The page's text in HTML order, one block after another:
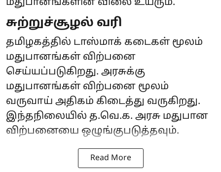
மதுபானங்களின் விலை உயரும்.
சுற்றுச்சூழல் வரி
தமிழகத்தில் டாஸ்மாக் கடைகள் மூலம்
மதுபானங்கள் விற்பனை
செய்யப்படுகிறது. அரசுக்கு
மதுபானங்கள் விற்பனை மூலம்
வருவாய் அதிகம் கிடைத்து வருகிறது.
இந்தநிலையில் த.வெ.க. அரசு மதுபான
விற்பனையை ஒழுங்குபடுத்தவும்.
Read More